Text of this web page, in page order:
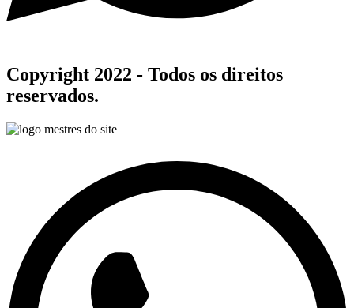
Copyright 2022 - Todos os direitos
reservados.